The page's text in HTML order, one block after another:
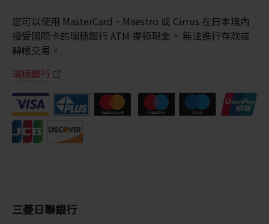
您可以使用 MasterCard、Maestro 或 Cirrus 在日本境內
接受國際卡的瑞穗銀行 ATM 提領現金。 無法進行存款或
轉帳交易。
瑞穗銀行
三菱日聯銀行